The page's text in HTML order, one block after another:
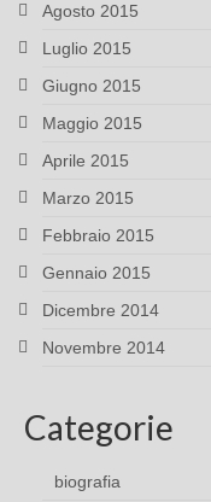
Agosto 2015
Luglio 2015
Giugno 2015
Maggio 2015
Aprile 2015
Marzo 2015
Febbraio 2015
Gennaio 2015
Dicembre 2014
Novembre 2014
Categorie
biografia